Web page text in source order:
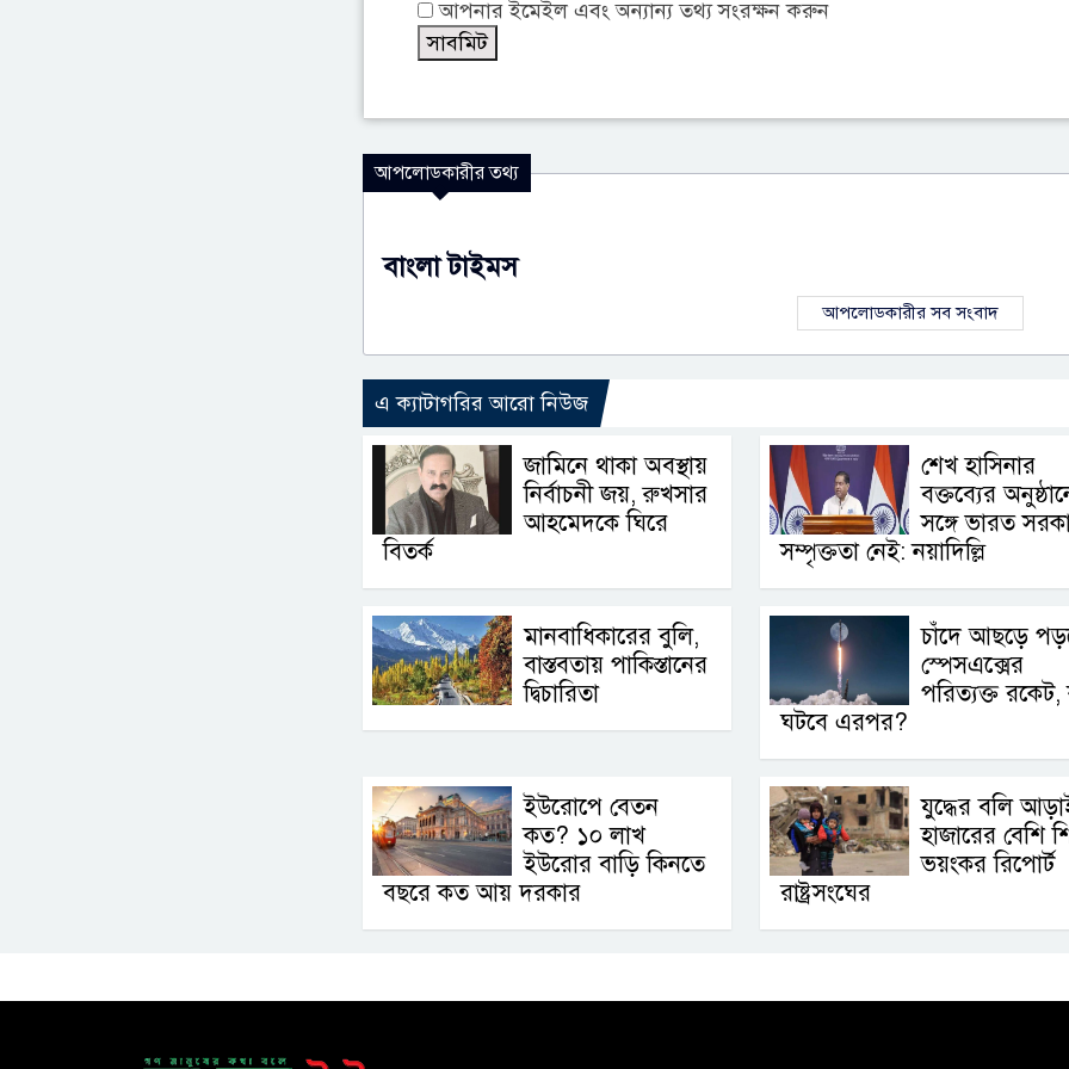
আপনার ইমেইল এবং অন্যান্য তথ্য সংরক্ষন করুন
আপলোডকারীর তথ্য
বাংলা টাইমস
আপলোডকারীর সব সংবাদ
এ ক্যাটাগরির আরো নিউজ
জামিনে থাকা অবস্থায়
নির্বাচনী জয়, রুখসার
আহমেদকে ঘিরে
বিতর্ক
শেখ হাসিনার
বক্তব্যের
সঙ্গে ভারত
সম্পৃক্ততা নেই: নয়াদিল্লি
মানবাধিকারের বুলি,
বাস্তবতায় পাকিস্তানের
দ্বিচারিতা
চাঁদে আছড়ে
স্পেসএক্সের
পরিত্যক্ত রকেট,
ঘটবে এরপর?
ইউরোপে বেতন
কত? ১০ লাখ
ইউরোর বাড়ি কিনতে
বছরে কত আয় দরকার
যুদ্ধের বলি
হাজারের বেশি
ভয়ংকর রিপোর্ট
রাষ্ট্রসংঘের